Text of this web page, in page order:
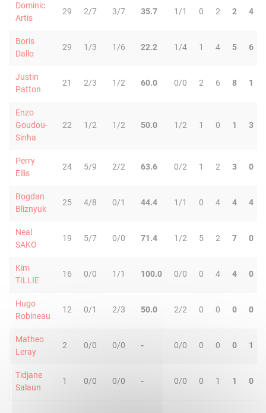
Dominic
Artis
29 2/7 3/7 35.7 1/1 0 2 2 4
Boris
Dallo
29 1/3 1/6 22.2 1/4 1 4 5 6
Justin
Patton
21 2/3 1/2 60.0 0/0 2 6 8 1
Enzo
Goudou-
Sinha
22 1/2 1/2 50.0 1/2 1 0 1 3
Perry
Ellis
24 5/9 2/2 63.6 0/2 1 2 3 0
Bogdan
Bliznyuk
25 4/8 0/1 44.4 1/1 0 4 4 4
Neal
SAKO
19 5/7 0/0 71.4 1/2 5 2 7 0
Kim
TILLIE
16 0/0 1/1 100.0 0/0 0 4 4 0
Hugo
Robineau
12 0/1 2/3 50.0 2/2 0 0 0 0
Matheo
Leray
2 0/0 0/0 - 0/0 0 0 0 1
Tidjane
Salaun
1 0/0 0/0 - 0/0 0 1 1 0